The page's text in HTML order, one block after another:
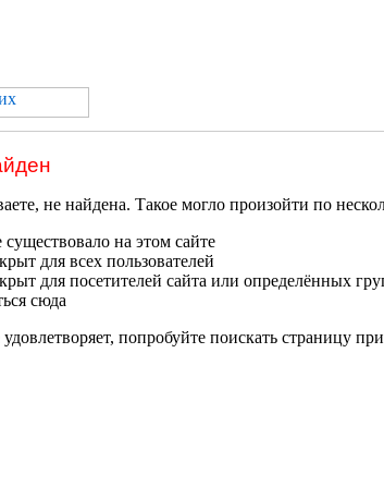
не найдена. Такое могло произойти по
на этом сайте
для всех пользователей
для посетителей сайта или определённых
сюда
попробуйте поискать страницу